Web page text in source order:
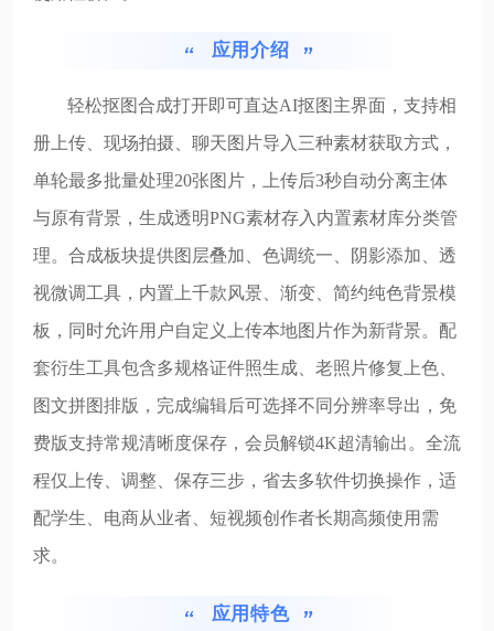
应用介绍
轻松抠图合成打开即可直达AI抠图主界面，支持相
册上传、现场拍摄、聊天图片导入三种素材获取方式，
单轮最多批量处理20张图片，上传后3秒自动分离主体
与原有背景，生成透明PNG素材存入内置素材库分类管
理。合成板块提供图层叠加、色调统一、阴影添加、透
视微调工具，内置上千款风景、渐变、简约纯色背景模
板，同时允许用户自定义上传本地图片作为新背景。配
套衍生工具包含多规格证件照生成、老照片修复上色、
图文拼图排版，完成编辑后可选择不同分辨率导出，免
费版支持常规清晰度保存，会员解锁4K超清输出。全流
程仅上传、调整、保存三步，省去多软件切换操作，适
配学生、电商从业者、短视频创作者长期高频使用需
求。
应用特色